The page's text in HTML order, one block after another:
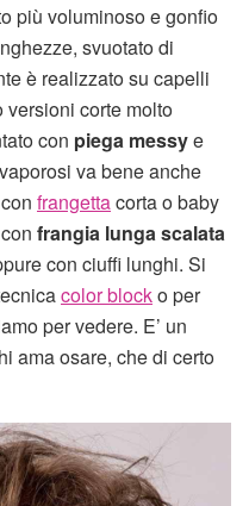
più voluminoso e gonfio
svuotato di
è realizzato su capelli
versioni corte molto
con piega messye
va bene anche
frangettacorta o baby
frangia lunga scalata
con ciuffi lunghi. Si
color blocko per
per vedere. E’ un
ama osare, che di certo